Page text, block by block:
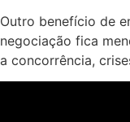
Outro benefício de
negociação fica
a concorrência,